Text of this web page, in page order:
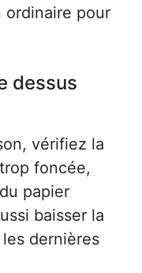
pour
dessus
vérifiez la
foncée,
papier
baisser la
dernières